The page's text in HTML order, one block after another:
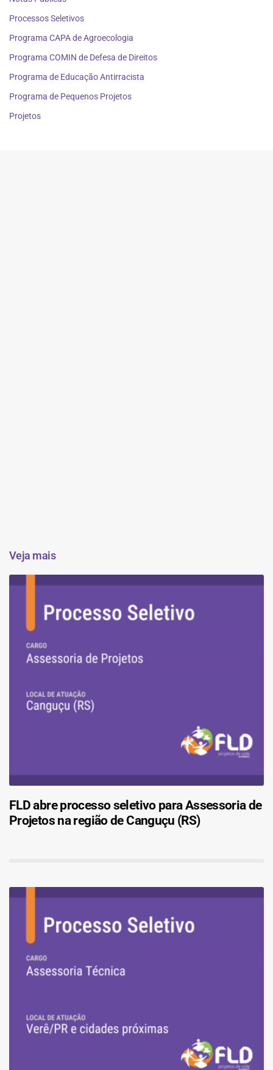
Processos Seletivos
Programa CAPA de Agroecologia
Programa COMIN de Defesa de Direitos
Programa de Educação Antirracista
Programa de Pequenos Projetos
Projetos
Veja mais
FLD abre processo seletivo para Assessoria de
Projetos na região de Canguçu (RS)